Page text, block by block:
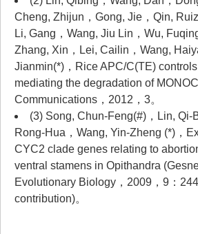
Cheng, Zhijun，Gong, Jie，Qin,
Li, Gang，Wang, Jiu Lin，Wu,
Zhang, Xin，Lei, Cailin，Wang,
Jianmin(*)，Rice APC/C(TE)
mediating the degradation of
Communications，2012，3。
(3) Song, Chun-Feng(#)，Lin, Qi-
Rong-Hua，Wang, Yin-Zheng (*)，
CYC2 clade genes relating to
ventral stamens in Opithandra
Evolutionary Biology，2009，9：
contribution)。